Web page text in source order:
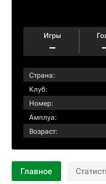
Игры
–
Страна:
Клуб:
Номер:
Амплуа:
Возраст:
Главное